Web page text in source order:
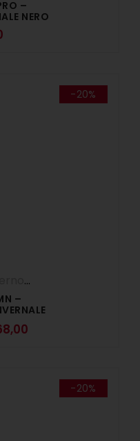
–
NERO
-20%
Autunno /Inverno '25
–
-20%